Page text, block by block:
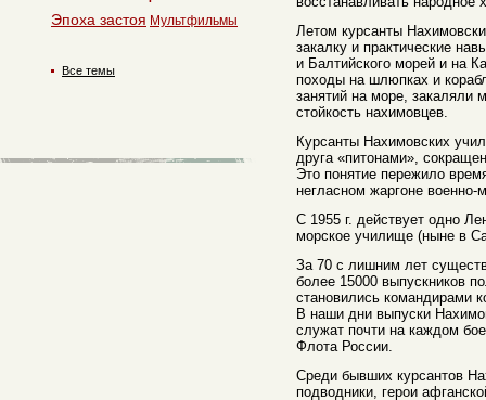
Летом курсанты
закалку и практические
и Балтийского морей и на
походы на шлюпках и
занятий на море, закаляли
стойкость нахимовцев.
Курсанты Нахимовских
друга «питонами»,
Это понятие пережило
негласном жаргоне военно-
С 1955 г. действует одно
морское училище (ныне в
За 70 с лишним лет
более 15000 выпускников
становились командирами
В наши дни выпуски
служат почти на каждом
Флота России.
Среди бывших курсантов
подводники, герои
Эпоха застоя Мультфильмы
Все темы